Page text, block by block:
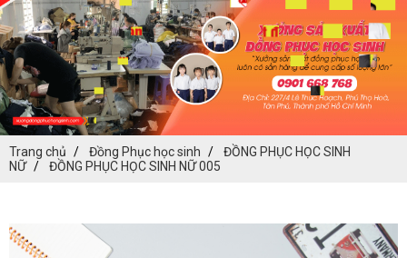
Trang chủ Đồng Phục học sinh
ĐỒNG PHỤC HỌC SINH
NỮ
ĐỒNG PHỤC HỌC SINH NỮ 005